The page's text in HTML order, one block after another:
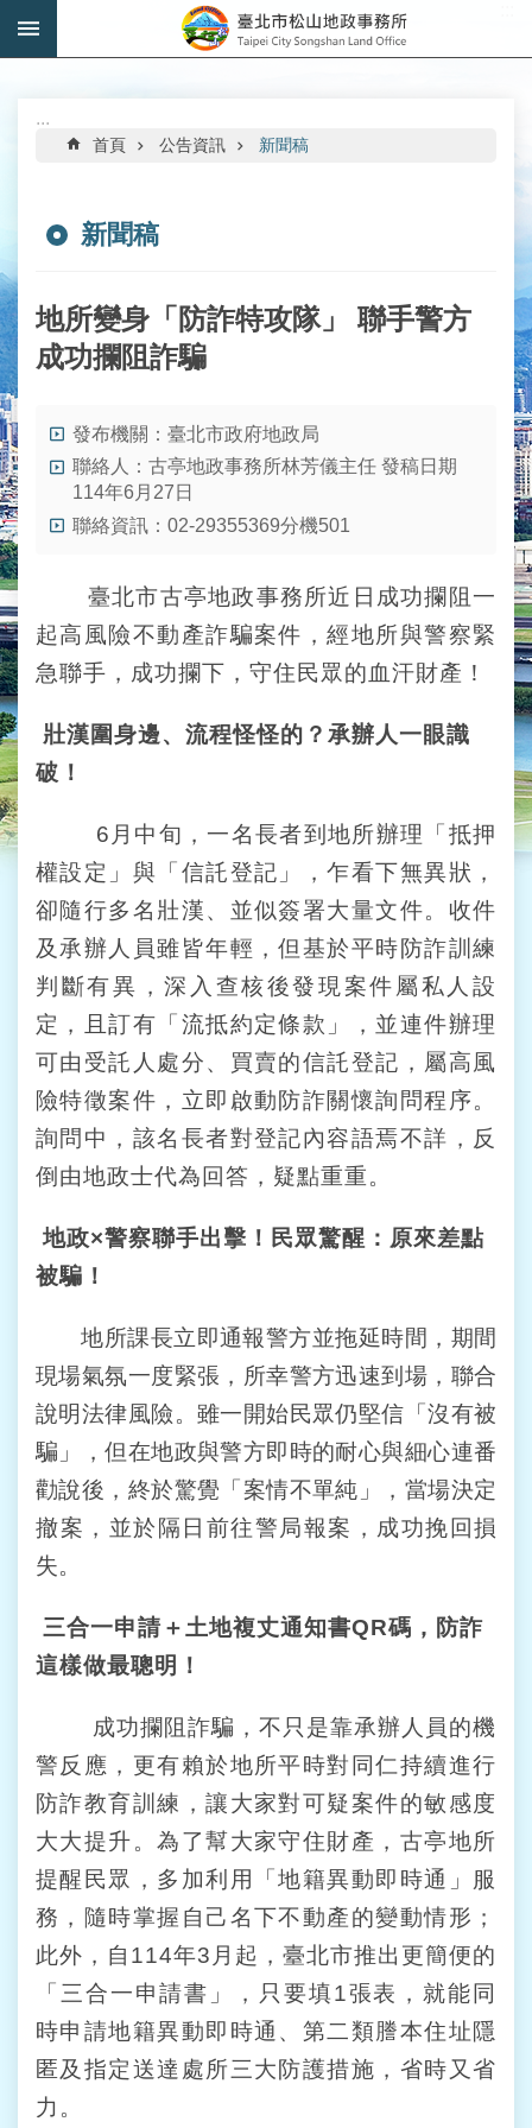
跳到主要內容區塊
搜
關
介
紹
線
務
流
相
關
網
站
網
站
導
覽
頁
陳
情
系
統
常
見
答
北
語
詞
彙
隱
私
權
及
安
全
政
策
:::
首頁 公告資訊 新聞稿
新聞稿
地所變身「防詐特攻隊」 聯手警方
成功攔阻詐騙
發布機關：臺北市政府地政局
聯絡人：古亭地政事務所林芳儀主任 發稿日期
114年6月27日
聯絡資訊：02-29355369分機501
臺北市古亭地政事務所近日成功攔阻一
起高風險不動產詐騙案件，經地所與警察緊
急聯手，成功攔下，守住民眾的血汗財產！
壯漢圍身邊、流程怪怪的？承辦人一眼識
破！
6月中旬，一名長者到地所辦理「抵押
權設定」與「信託登記」，乍看下無異狀，
卻隨行多名壯漢、並似簽署大量文件。收件
及承辦人員雖皆年輕，但基於平時防詐訓練
判斷有異，深入查核後發現案件屬私人設
定，且訂有「流抵約定條款」，並連件辦理
可由受託人處分、買賣的信託登記，屬高風
險特徵案件，立即啟動防詐關懷詢問程序。
詢問中，該名長者對登記內容語焉不詳，反
倒由地政士代為回答，疑點重重。
地政×警察聯手出擊！民眾驚醒：原來差點
被騙！
地所課長立即通報警方並拖延時間，期間
現場氣氛一度緊張，所幸警方迅速到場，聯合
說明法律風險。雖一開始民眾仍堅信「沒有被
騙」，但在地政與警方即時的耐心與細心連番
勸說後，終於驚覺「案情不單純」，當場決定
撤案，並於隔日前往警局報案，成功挽回損
失。
三合一申請＋土地複丈通知書QR碼，防詐
這樣做最聰明！
成功攔阻詐騙，不只是靠承辦人員的機
警反應，更有賴於地所平時對同仁持續進行
防詐教育訓練，讓大家對可疑案件的敏感度
大大提升。為了幫大家守住財產，古亭地所
提醒民眾，多加利用「地籍異動即時通」服
務，隨時掌握自己名下不動產的變動情形；
此外，自114年3月起，臺北市推出更簡便的
「三合一申請書」，只要填1張表，就能同
時申請地籍異動即時通、第二類謄本住址隱
匿及指定送達處所三大防護措施，省時又省
力。